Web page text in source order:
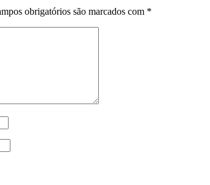
obrigatórios são marcados com *